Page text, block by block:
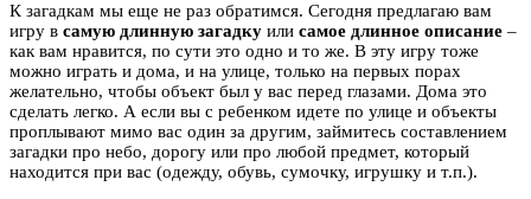
К загадкам мы еще не раз обратимся. Сегодня предлагаю вам
игру в самую длинную загадку или самое длинное описание –
как вам нравится, по сути это одно и то же. В эту игру тоже
можно играть и дома, и на улице, только на первых порах
желательно, чтобы объект был у вас перед глазами. Дома это
сделать легко. А если вы с ребенком идете по улице и объекты
проплывают мимо вас один за другим, займитесь составлением
загадки про небо, дорогу или про любой предмет, который
находится при вас (одежду, обувь, сумочку, игрушку и т.п.).